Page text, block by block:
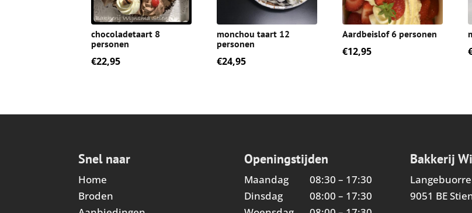
chocoladetaart 8
personen
€22,95
monchou taart 12
personen
€24,95
Aardbeislof 6 personen
€12,95
Snel naar
Home
Broden
Openingstijden
Maandag
08:30 – 17:30
Dinsdag
08:00 – 17:30
Bakkerij
9051 BE